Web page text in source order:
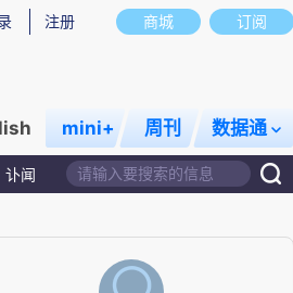
商城 订阅
注册
mini+ 周刊 数据通
讣闻